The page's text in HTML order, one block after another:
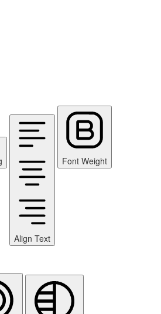
Align Text
Font Weight